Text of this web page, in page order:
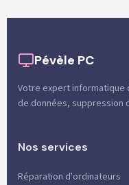
Pévèle PC
Votre expert informatique
de données, suppression
Nos services
Réparation d'ordinateurs